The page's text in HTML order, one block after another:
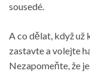
sousedé.
A co dělat, když už
zastavte a volejte
Nezapomeňte, že